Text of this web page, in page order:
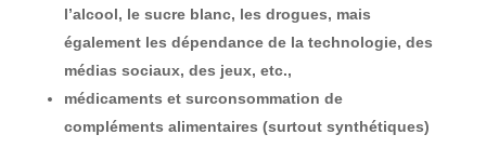
l’alcool, le sucre blanc, les drogues, mais
également les dépendance de la technologie, des
médias sociaux, des jeux, etc.,
médicaments et surconsommation de
compléments alimentaires (surtout synthétiques)